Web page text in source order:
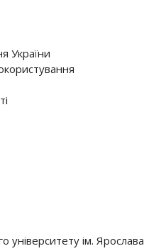
України
ім. Ярослава